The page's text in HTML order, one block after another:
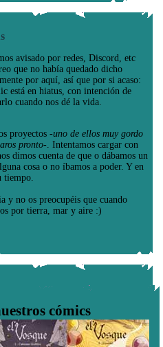
avisado por redes, Discord, etc
que no había quedado dicho
por aquí, así que por si acaso:
está en hiatus, con intención de
cuando nos dé la vida.
proyectos -uno de ellos muy gordo
pronto- . Intentamos cargar con
dimos cuenta de que o dábamos un
cosa o no íbamos a poder. Y en
tiempo.
y no os preocupéis que cuando
por tierra, mar y aire :)
cómics